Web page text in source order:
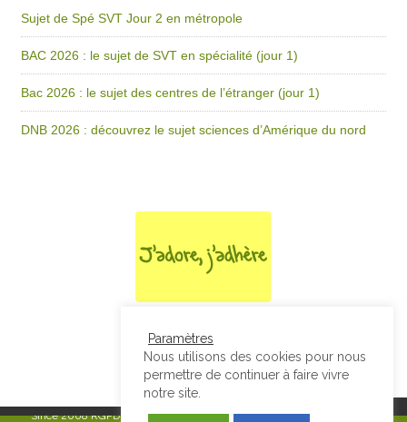
Sujet de Spé SVT Jour 2 en métropole
BAC 2026 : le sujet de SVT en spécialité (jour 1)
Bac 2026 : le sujet des centres de l’étranger (jour 1)
DNB 2026 : découvrez le sujet sciences d’Amérique du nord
Since 2008RGPD & Mentions Légales|Designed by Studio Thil - Site
Paramètres
Nous utilisons des cookies pour nous
permettre de continuer à faire vivre
notre site.